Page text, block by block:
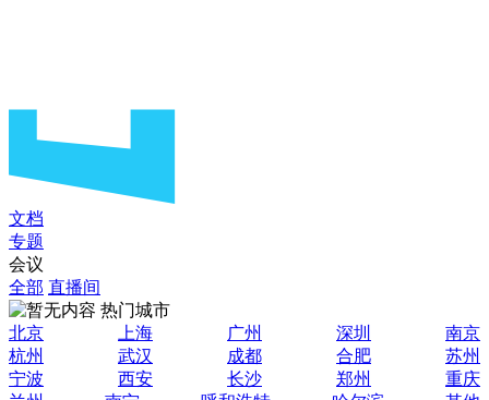
文档
专题
会议
全部 直播间
热门城市
北京
上海 广州 深圳
南京
杭州
武汉 成都 合肥
苏州
宁波
西安 长沙 郑州
重庆